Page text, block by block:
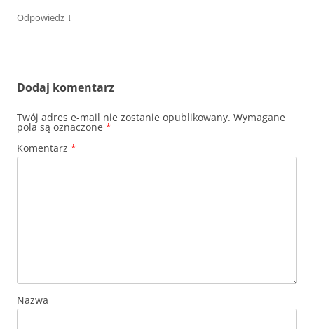
Odpowiedz ↓
Dodaj komentarz
Twój adres e-mail nie zostanie opublikowany. Wymagane
pola są oznaczone *
Komentarz *
Nazwa